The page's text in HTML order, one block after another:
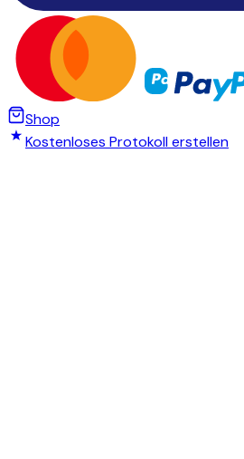
Shop
Kostenloses Protokoll erstellen